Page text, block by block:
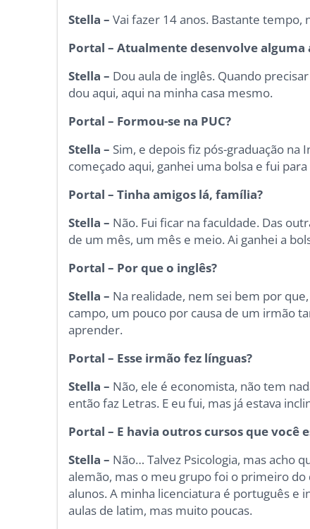
Stella – Vai fazer 14 anos. Bastante
Portal – Atualmente desenvolve alguma
Stella – Dou aula de inglês. Quando
dou aqui, aqui na minha casa mesmo.
Portal – Formou-se na PUC?
Stella – Sim, e depois fiz pós-graduação na
começado aqui, ganhei uma bolsa e fui
Portal – Tinha amigos lá, família?
Stella – Não. Fui ficar na faculdade. Das
de um mês, um mês e meio. Ai ganhei a
Portal – Por que o inglês?
Stella – Na realidade, nem sei bem por
campo, um pouco por causa de um irmão
aprender.
Portal – Esse irmão fez línguas?
Stella – Não, ele é economista, não tem
então faz Letras. E eu fui, mas já estava
Portal – E havia outros cursos que você
Stella – Não… Talvez Psicologia, mas acho
alemão, mas o meu grupo foi o primeiro
alunos. A minha licenciatura é português e
aulas de latim, mas muito poucas.